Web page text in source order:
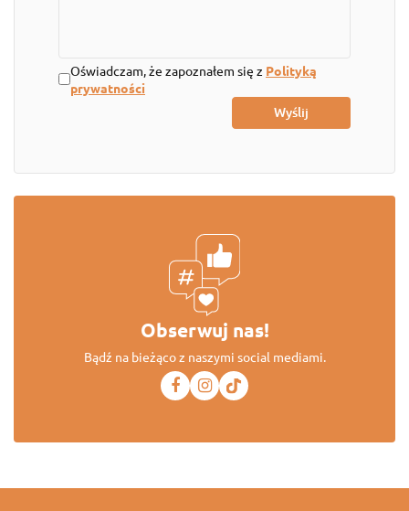
Oświadczam, że zapoznałem się z Polityką
prywatności
Obserwuj nas!
Bądź na bieżąco z naszymi social mediami.